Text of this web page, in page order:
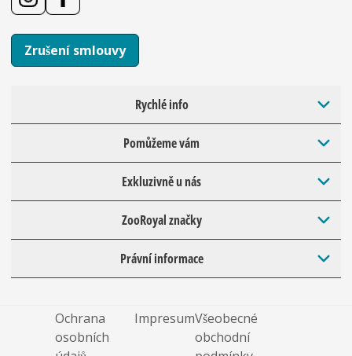
Zrušení smlouvy
Rychlé info
Pomůžeme vám
Exkluzivně u nás
ZooRoyal značky
Právní informace
Ochrana
osobních
ImpresumVšeobecné
obchodní